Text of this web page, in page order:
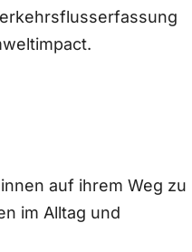
auf ihrem Weg zu
im Alltag und